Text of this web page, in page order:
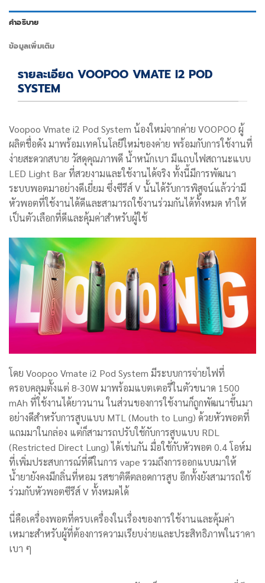
คำอธิบาย
ข้อมูลเพิ่มเติม
รายละเอียด VOOPOO VMATE I2 POD
SYSTEM
Voopoo Vmate i2 Pod System น้องใหม่จากค่าย VOOPOO ผู้
ผลิตชื่อดัง มาพร้อมเทคโนโลยีใหม่ของค่าย พร้อมกับการใช้งานที่
ง่ายสะดวกสบาย วัสดุคุณภาพดี น้ำหนักเบา มีแถบไฟสถานะแบบ
LED Light Bar ที่สวยงามและใช้งานได้จริง ทั้งนี้มีการพัฒนา
ระบบพอตมาอย่างดีเยี่ยม ซึ่งซีรีส์ V นั้นได้รับการพิสูจน์แล้วว่ามี
หัวพอตที่ใช้งานได้ดีและสามารถใช้งานร่วมกันได้ทั้งหมด ทำให้
เป็นตัวเลือกที่ดีและคุ้มค่าสำหรับผู้ใช้
โดย Voopoo Vmate i2 Pod System มีระบบการจ่ายไฟที่
ครอบคลุมตั้งแต่ 8-30W มาพร้อมแบตเตอรี่ในตัวขนาด 1500
mAh ที่ใช้งานได้ยาวนานในส่วนของการใช้งานก็ถูกพัฒนาขึ้นมา
อย่างดีสำหรับการสูบแบบ MTL (Mouth to Lung) ด้วยหัวพอตที่
แถมมาในกล่อง แต่ก็สามารถปรับใช้กับการสูบแบบ RDL
(Restricted Direct Lung) ได้เช่นกัน มื่อใช้กับหัวพอต 0.4 โอห์ม
ที่เพิ่มประสบการณ์ที่ดีในการ vape รวมถึงการออกแบบมาให้
น้ำยายังคงมีกลิ่นที่หอม รสชาติดีตลอดการสูบ อีกทั้งยังสามารถใช้
ร่วมกับหัวพอตซีรีส์ V ทั้งหมดได้
นี่คือเครื่องพอตที่ครบเครื่องในเรื่องของการใช้งานและคุ้มค่า
เหมาะสำหรับผู้ที่ต้องการความเรียบง่ายและประสิทธิภาพในราคา
เบา ๆ